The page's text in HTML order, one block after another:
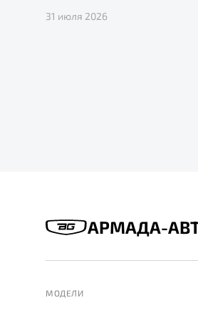
31 июля 2026
АРМАДА-
МОДЕЛИ